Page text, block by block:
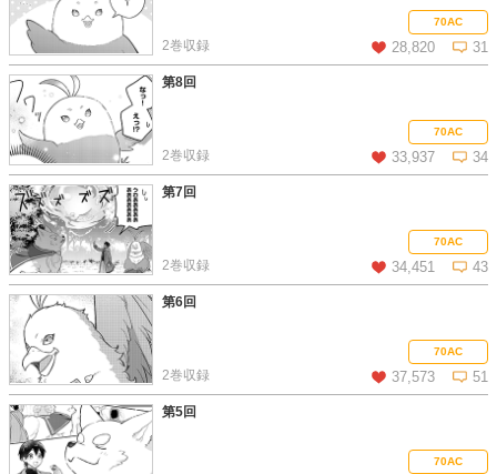
この話を読む コメントを見る70AC
28,820 31
2巻収録
この話を読む コメントを見る
第8回
70AC
33,937 34
2巻収録
この話を読む コメントを見る
第7回
70AC
34,451 43
2巻収録
この話を読む コメントを見る
第6回
70AC
37,573 51
2巻収録
この話を読む コメントを見る
第5回
70AC